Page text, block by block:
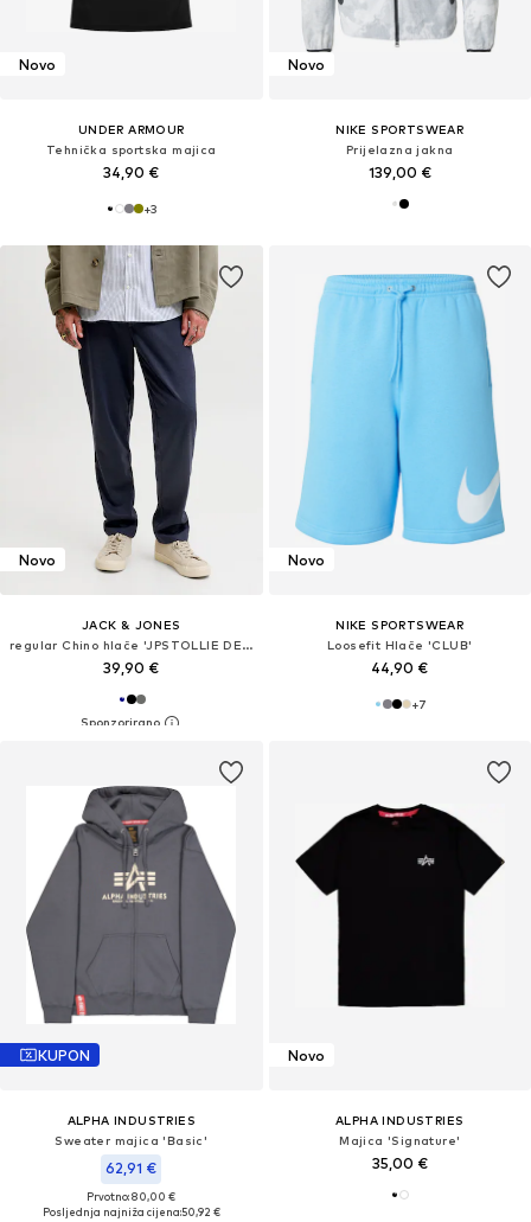
Novo
UNDER ARMOUR
Tehnička sportska majica
34,90 €
+3
Novo
NIKE SPORTSWEAR
Prijelazna jakna
139,00 €
Novo
JACK & JONES
regular Chino hlače 'JPSTOLLIE DEVON'
39,90 €
Novo
NIKE SPORTSWEAR
Loosefit Hlače 'CLUB'
44,90 €
+7
KUPON
ALPHA INDUSTRIES
Sweater majica 'Basic'
62,91 €
Prvotno: 80,00 €
Posljednja najniža cijena:50,92 €
Novo
ALPHA INDUSTRIES
Majica 'Signature'
35,00 €